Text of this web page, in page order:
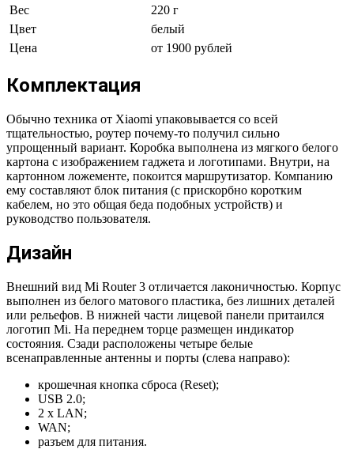
Вес
220 г
Цвет
белый
Цена
от 1900 рублей
Комплектация
Обычно техника от Xiaomi упаковывается со всей
тщательностью, роутер почему-то получил сильно
упрощенный вариант. Коробка выполнена из мягкого белого
картона с изображением гаджета и логотипами. Внутри, на
картонном ложементе, покоится маршрутизатор. Компанию
ему составляют блок питания (с прискорбно коротким
кабелем, но это общая беда подобных устройств) и
руководство пользователя.
Дизайн
Внешний вид Mi Router 3 отличается лаконичностью. Корпус
выполнен из белого матового пластика, без лишних деталей
или рельефов. В нижней части лицевой панели притаился
логотип Mi. На переднем торце размещен индикатор
состояния. Сзади расположены четыре белые
всенаправленные антенны и порты (слева направо):
крошечная кнопка сброса (Reset);
USB 2.0;
2 х LAN;
WAN;
разъем для питания.